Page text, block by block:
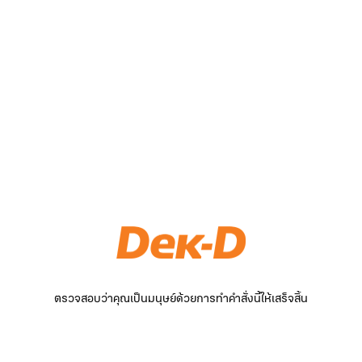
ตรวจสอบว่าคุณเป็นมนุษย์ด้วยการทำคำสั่งนี้ให้เสร็จสิ้น